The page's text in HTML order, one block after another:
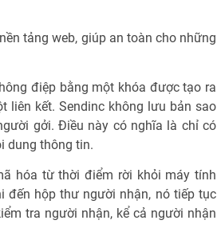
tảng web, giúp an toàn cho những
điệp bằng một khóa được tạo ra
liên kết. Sendinc không lưu bản sao
gởi. Điều này có nghĩa là chỉ có
dung thông tin.
hóa từ thời điểm rời khỏi máy tính
đến hộp thư người nhận, nó tiếp tục
tra người nhận, kể cả người nhận